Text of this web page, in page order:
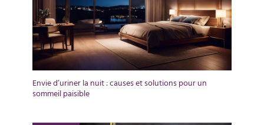
Envie d’uriner la nuit : causes et solutions pour un
sommeil paisible